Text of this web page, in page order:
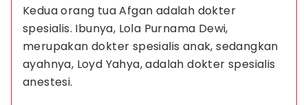
Kedua orang tua Afgan adalah dokter
spesialis. Ibunya, Lola Purnama Dewi,
merupakan dokter spesialis anak, sedangkan
ayahnya, Loyd Yahya, adalah dokter spesialis
anestesi.